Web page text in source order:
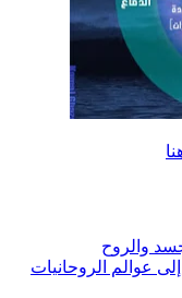
والروح
عوالم الروحانيات